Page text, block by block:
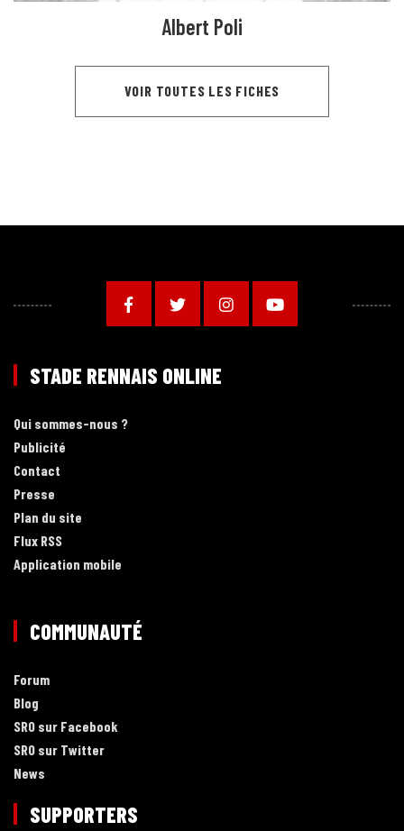
Albert Poli
VOIR TOUTES LES FICHES
STADE RENNAIS ONLINE
Qui sommes-nous ?
Publicité
Contact
Presse
Plan du site
Flux RSS
Application mobile
COMMUNAUTÉ
Forum
Blog
SRO sur Facebook
SRO sur Twitter
News
SUPPORTERS